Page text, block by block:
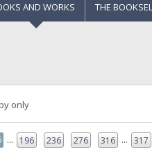
AND WORKS THE
only
... 196 236 276 316 ... 317